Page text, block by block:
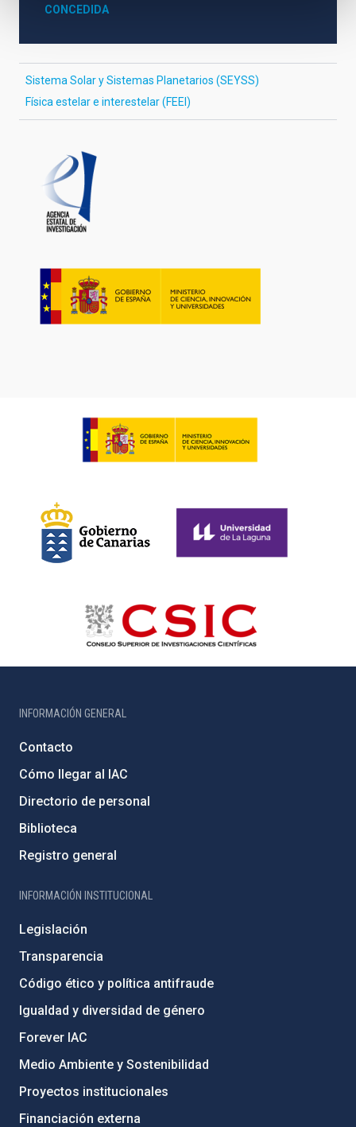
CONCEDIDA
Sistema Solar y Sistemas Planetarios (SEYSS)
Física estelar e interestelar (FEEI)
INFORMACIÓN GENERAL
Contacto
Cómo llegar al IAC
Directorio de personal
Biblioteca
Registro general
INFORMACIÓN INSTITUCIONAL
Legislación
Transparencia
Código ético y política antifraude
Igualdad y diversidad de género
Forever IAC
Medio Ambiente y Sostenibilidad
Proyectos institucionales
Financiación externa